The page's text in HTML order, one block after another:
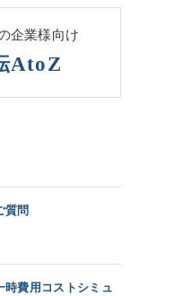
企業様向け
AtoZ
質問
時費用コストシミュ